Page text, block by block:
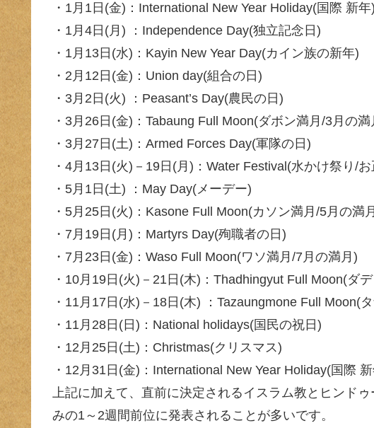
・1月1日(金)：International New Year Holiday(国際 新年)
・1月4日(月) ：Independence Day(独立記念日)
・1月13日(水)：Kayin New Year Day(カイン族の新年)
・2月12日(金)：Union day(組合の日)
・3月2日(火) ：Peasant’s Day(農民の日)
・3月26日(金)：Tabaung Full Moon(ダボン満月/3月の満
・3月27日(土)：Armed Forces Day(軍隊の日)
・4月13日(火)－19日(月)：Water Festival(水かけ祭り/
・5月1日(土) ：May Day(メーデー)
・5月25日(火)：Kasone Full Moon(カソン満月/5月の満
・7月19日(月)：Martyrs Day(殉職者の日)
・7月23日(金)：Waso Full Moon(ワソ満月/7月の満月)
・10月19日(火)－21日(木)：Thadhingyut Full Moon(ダ
・11月17日(水)－18日(木) ：Tazaungmone Full Moon(
・11月28日(日)：National holidays(国民の祝日)
・12月25日(土)：Christmas(クリスマス)
・12月31日(金)：International New Year Holiday(国際
上記に加えて、直前に決定されるイスラム教とヒンド
みの1～2週間前位に発表されることが多いです。